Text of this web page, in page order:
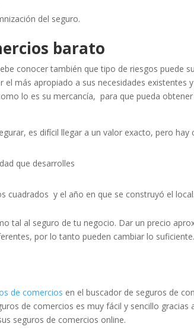
del seguro.
barato
conocer también que tipo de riesgos puede
más apropiado a sus necesidades existentes
lo es su mercancía, para que pueda
es difícil llegar a un valor exacto, pero hay
que desarrolles
cuadrados y el año en que se construyó el local.
tal al seguro de tu negocio. Dar un precio
por lo tanto pueden cambiar lo suficiente.
de comercios en el buscador de seguros de
de comercios es muy fácil y sencillo
seguros de comercios online.